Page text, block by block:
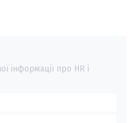
інформації про HR і